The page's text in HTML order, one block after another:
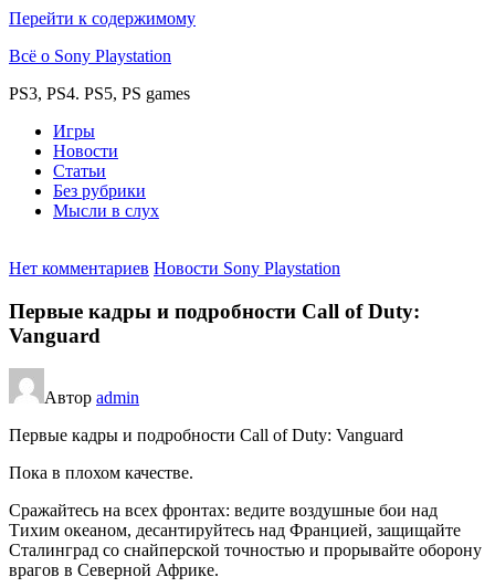
Перейти к содержимому
Всё о Sony Playstation
PS3, PS4. PS5, PS games
Игры
Новости
Статьи
Без рубрики
Мысли в слух
Нет комментариев Новости Sony Playstation
Первые кадры и подробности Call of Duty:
Vanguard
Автор admin
Первые кадры и подробности Call of Duty: Vanguard
Пока в плохом качестве.
Сражайтесь на всех фронтах: ведите воздушные бои над
Тихим океаном, десантируйтесь над Францией, защищайте
Сталинград со снайперской точностью и прорывайте оборону
врагов в Северной Африке.